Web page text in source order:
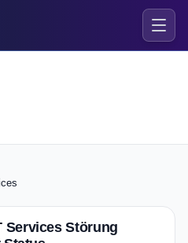
Services Störung